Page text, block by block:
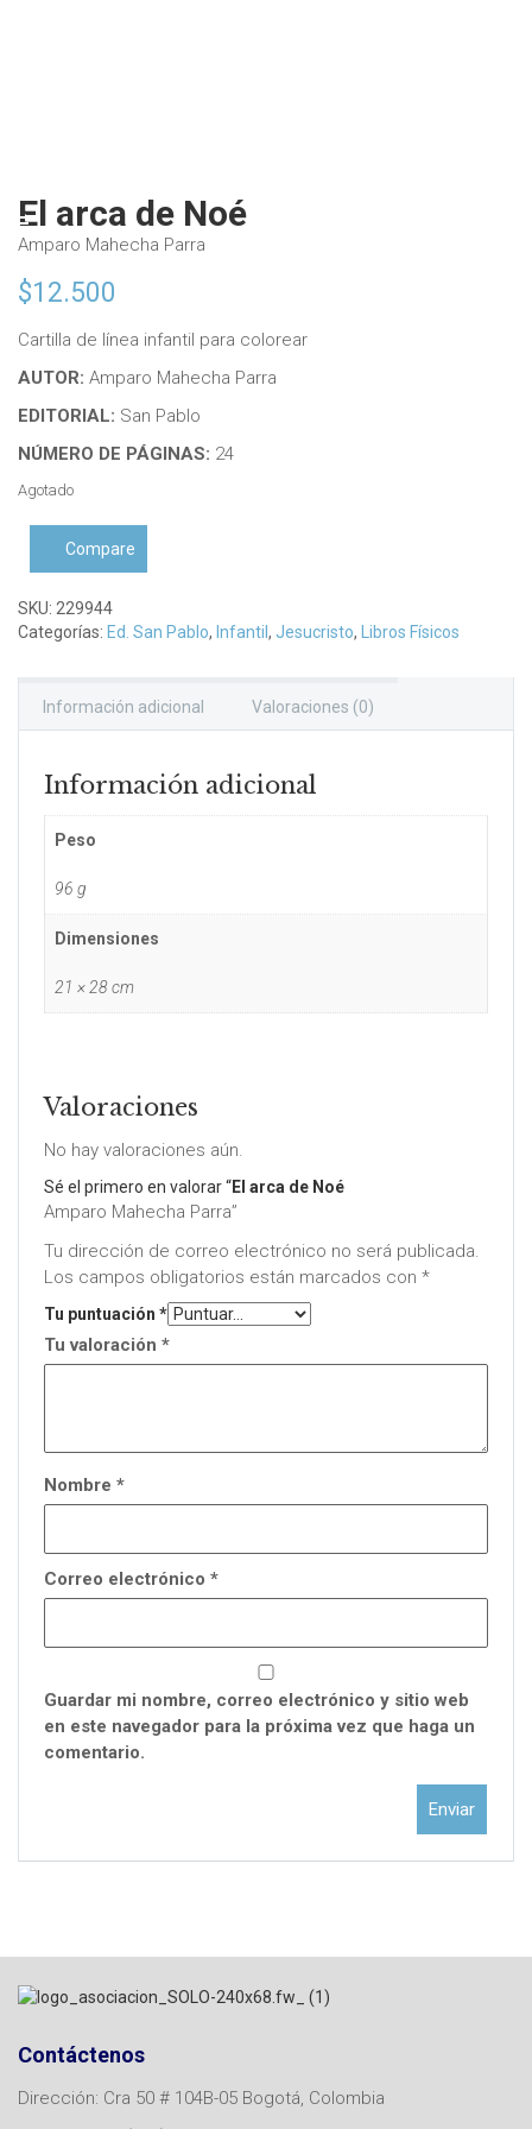
El arca de Noé
Amparo Mahecha Parra
$12.500
Cartilla de línea infantil para colorear
AUTOR: Amparo Mahecha Parra
EDITORIAL: San Pablo
NÚMERO DE PÁGINAS: 24
Agotado
Compare
SKU: 229944
Categorías: Ed. San Pablo, Infantil , Jesucristo, Libros Físicos
Información adicional Valoraciones (0)
Información adicional
Peso
96 g
Dimensiones
21 × 28 cm
Valoraciones
No hay valoraciones aún.
Sé el primero en valorar “El arca de Noé
Amparo Mahecha Parra”
Tu dirección de correo electrónico no será publicada.
Los campos obligatorios están marcados con *
Tu puntuación *
Tu valoración *
Nombre *
Correo electrónico *
Guardar mi nombre, correo electrónico y sitio web
en este navegador para la próxima vez que haga un
comentario.
Contáctenos
Dirección: Cra 50 # 104B-05 Bogotá, Colombia